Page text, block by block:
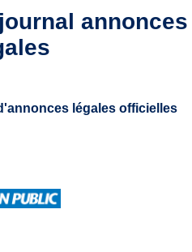
annonces
légales officielles